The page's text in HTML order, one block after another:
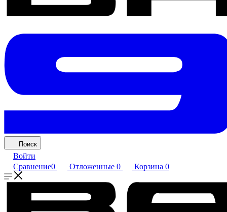
Поиск
Войти
Сравнение0 Отложенные 0 Корзина 0